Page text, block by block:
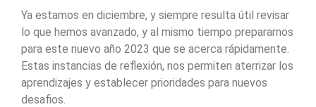
Ya estamos en diciembre, y siempre resulta útil revisar
lo que hemos avanzado, y al mismo tiempo prepararnos
para este nuevo año 2023 que se acerca rápidamente.
Estas instancias de reflexión, nos permiten aterrizar los
aprendizajes y establecer prioridades para nuevos
desafios.